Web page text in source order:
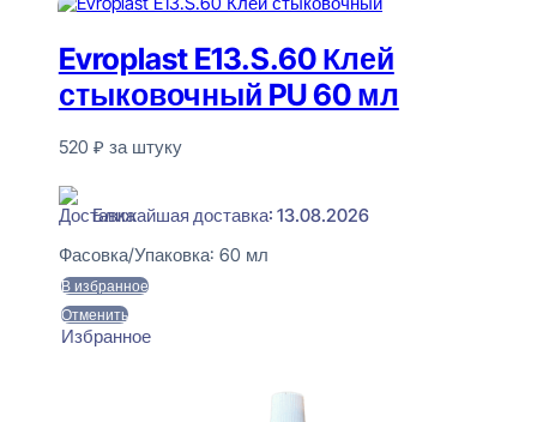
Evroplast E13.S.60 Клей
стыковочный PU 60 мл
520 ₽ за штуку
Ближайшая доставка: 13.08.2026
Фасовка/Упаковка: 60 мл
В избранное
Отменить
Избранное